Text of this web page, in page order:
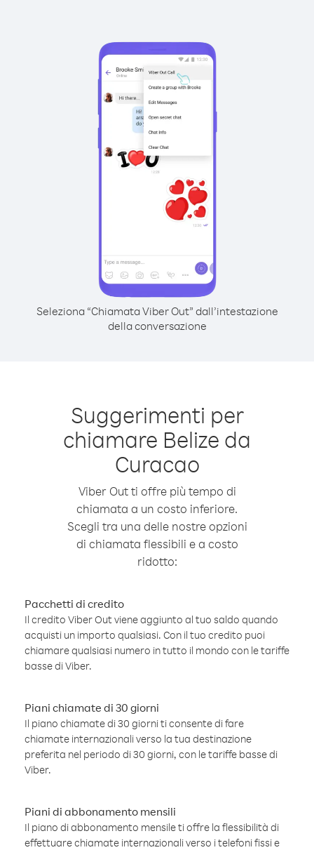
Seleziona “Chiamata Viber Out” dall’intestazione
della conversazione
Suggerimenti per
chiamare Belize da
Curacao
Viber Out ti offre più tempo di
chiamata a un costo inferiore.
Scegli tra una delle nostre opzioni
di chiamata flessibili e a costo
ridotto:
Pacchetti di credito
Il credito Viber Out viene aggiunto al tuo saldo quando
acquisti un importo qualsiasi. Con il tuo credito puoi
chiamare qualsiasi numero in tutto il mondo con le tariffe
basse di Viber.
Piani chiamate di 30 giorni
Il piano chiamate di 30 giorni ti consente di fare
chiamate internazionali verso la tua destinazione
preferita nel periodo di 30 giorni, con le tariffe basse di
Viber.
Piani di abbonamento mensili
Il piano di abbonamento mensile ti offre la flessibilità di
effettuare chiamate internazionali verso i telefoni fissi e